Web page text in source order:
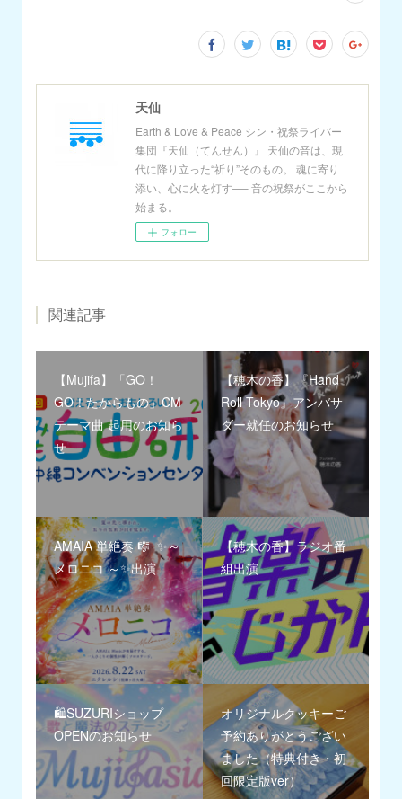
天仙
Earth & Love & Peace シン・祝祭ライバー
集団『天仙（てんせん）』 天仙の音は、現
代に降り立った“祈り”そのもの。 魂に寄り
添い、心に火を灯す── 音の祝祭がここから
始まる。
フォロー
関連記事
【Mujifa】「GO！
GO！たからもの」CM
テーマ曲 起用のお知ら
せ
【穂木の香】『Hand
Roll Tokyo』アンバサ
ダー就任のお知らせ
AMAIA 単絶奏 🎼 ✨～
メロニコ ～✨出演
【穂木の香】ラジオ番
組出演
🛍️SUZURIショップ
OPENのお知らせ
オリジナルクッキーご
予約ありがとうござい
ました（特典付き・初
回限定版ver）